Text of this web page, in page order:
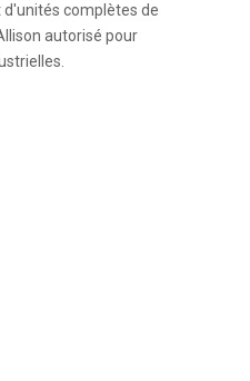
d'unités complètes de
autorisé pour